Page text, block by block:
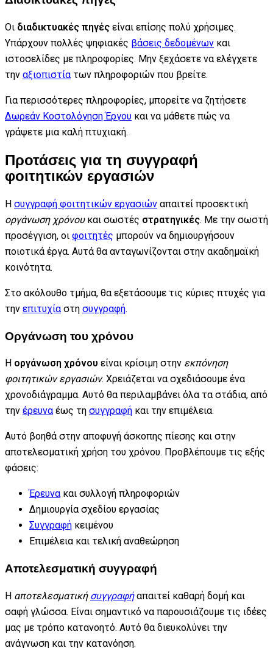
Οι διαδικτυακές πηγές είναι επίσης πολύ χρήσιμες.
Υπάρχουν πολλές ψηφιακές βάσεις δεδομένων και
ιστοσελίδες με πληροφορίες. Μην ξεχάσετε να ελέγχετε
την αξιοπιστίατων πληροφοριών που βρείτε.
Για περισσότερες πληροφορίες, μπορείτε να ζητήσετε
Δωρεάν Κοστολόγηση Έργου και να μάθετε πώς να
γράψετε μια καλή πτυχιακή.
Προτάσεις για τη συγγραφή
φοιτητικών εργασιών
Η συγγραφή φοιτητικών εργασιών απαιτεί προσεκτική
οργάνωση χρόνουκαι σωστές στρατηγικές. Με την σωστή
προσέγγιση, οι φοιτητές μπορούν να δημιουργήσουν
ποιοτικά έργα. Αυτά θα ανταγωνίζονται στην ακαδημαϊκή
κοινότητα.
Στο ακόλουθο τμήμα, θα εξετάσουμε τις κύριες πτυχές για
την επιτυχίαστη συγγραφή.
Οργάνωση του χρόνου
Η οργάνωση χρόνου είναι κρίσιμη στην εκπόνηση
φοιτητικών εργασιών. Χρειάζεται να σχεδιάσουμε ένα
χρονοδιάγραμμα. Αυτό θα περιλαμβάνει όλα τα στάδια, από
την έρευναέως τη συγγραφή και την επιμέλεια.
Αυτό βοηθά στην αποφυγή άσκοπης πίεσης και στην
αποτελεσματική χρήση του χρόνου. Προβλέπουμε τις εξής
φάσεις:
Έρευνακαι συλλογή πληροφοριών
Δημιουργία σχεδίου εργασίας
Συγγραφή κειμένου
Επιμέλεια και τελική αναθεώρηση
Αποτελεσματική συγγραφή
Η αποτελεσματική συγγραφήαπαιτεί καθαρή δομή και
σαφή γλώσσα. Είναι σημαντικό να παρουσιάζουμε τις ιδέες
μας με τρόπο κατανοητό. Αυτό θα διευκολύνει την
ανάγνωση και την κατανόηση.